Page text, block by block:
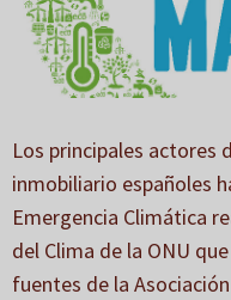
Los principales actores
inmobiliario españoles
Emergencia Climática
del Clima de la ONU
fuentes de la